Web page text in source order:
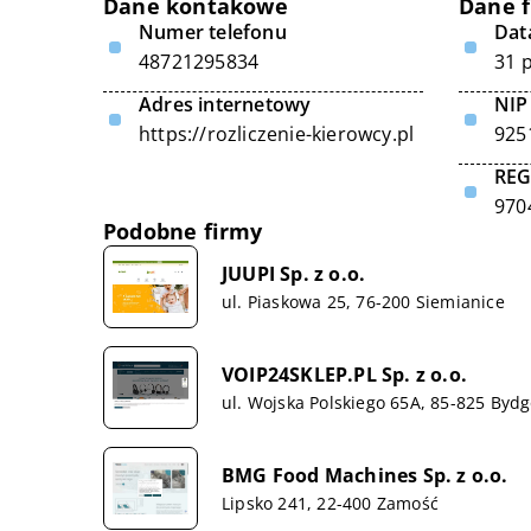
Dane kontakowe
Numer telefonu
48721295834
Adres internetowy
https://rozliczenie-kierowcy.pl
Dane
31
NIP
Podobne firmy
JUUPI Sp. z o.o.
ul. Piaskowa 25, 76-200 Siemianice
VOIP24SKLEP.PL Sp. z o.o.
ul. Wojska Polskiego 65A, 85-825
BMG Food Machines Sp. z o.o.
Lipsko 241, 22-400 Zamość